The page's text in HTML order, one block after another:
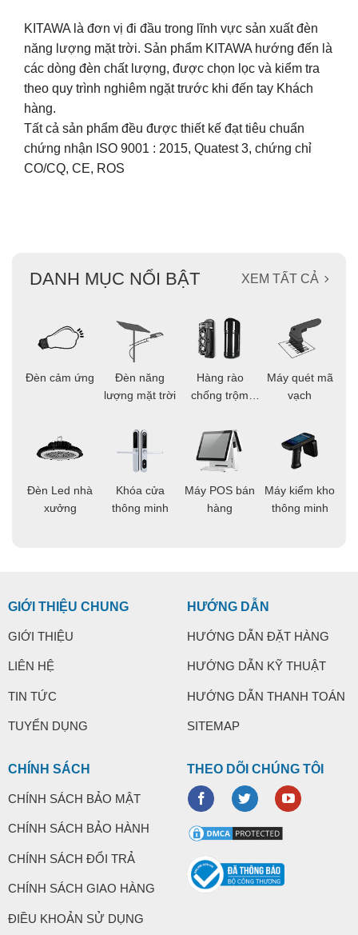
KITAWA là đơn vị đi đầu trong lĩnh vực sản xuất đèn
năng lượng mặt trời. Sản phẩm KITAWA hướng đến là
các dòng đèn chất lượng, được chọn lọc và kiểm tra
theo quy trình nghiêm ngặt trước khi đến tay Khách
hàng.
Tất cả sản phẩm đều được thiết kế đạt tiêu chuẩn
chứng nhận ISO 9001 : 2015, Quatest 3, chứng chỉ
CO/CQ, CE, ROS
DANH MỤC NỔI BẬT XEM TẤT CẢ
Đèn cảm ứng
Đèn Led nhà
xưởng
Đèn năng
lượng mặt trời
Khóa cửa
thông minh
Hàng rào
chống trộm
Máy POS bán
hàng
Máy quét mã
vạch
Máy kiểm kho
thông minh
GIỚI THIỆU CHUNG
GIỚI THIỆU
LIÊN HỆ
TIN TỨC
TUYỂN DỤNG
HƯỚNG DẪN
HƯỚNG DẪN ĐẶT HÀNG
HƯỚNG DẪN KỸ THUẬT
HƯỚNG DẪN THANH TOÁN
SITEMAP
CHÍNH SÁCH
CHÍNH SÁCH BẢO MẬT
CHÍNH SÁCH BẢO HÀNH
CHÍNH SÁCH ĐỔI TRẢ
CHÍNH SÁCH GIAO HÀNG
ĐIỀU KHOẢN SỬ DỤNG
THEO DÕI CHÚNG TÔI